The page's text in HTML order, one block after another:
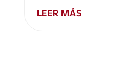
LEER MÁS